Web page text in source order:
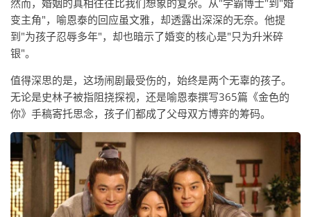
然而，婚姻的真相往往比我们想象的复杂。从"学霸博士"到"婚
变主角"，喻恩泰的回应虽文雅，却透露出深深的无奈。他提
到"为孩子忍辱多年"，却也暗示了婚变的核心是"只为升米碎
银"。
值得深思的是，这场闹剧最受伤的，始终是两个无辜的孩子。
无论是史林子被指阻挠探视，还是喻恩泰撰写365篇《金色的
你》手稿寄托思念，孩子们都成了父母双方博弈的筹码。